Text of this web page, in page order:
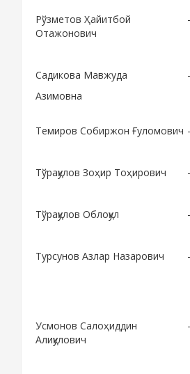
Рўзметов Ҳайитбой
Отажонович
Садикова Мавжуда
Азимовна
Темиров Собиржон Ғуломович
Тўрақулов Зоҳир Тоҳирович
Тўрақулов Облоқул
Турсунов Азлар Назарович
Усмонов Салоҳиддин
Алиқулович